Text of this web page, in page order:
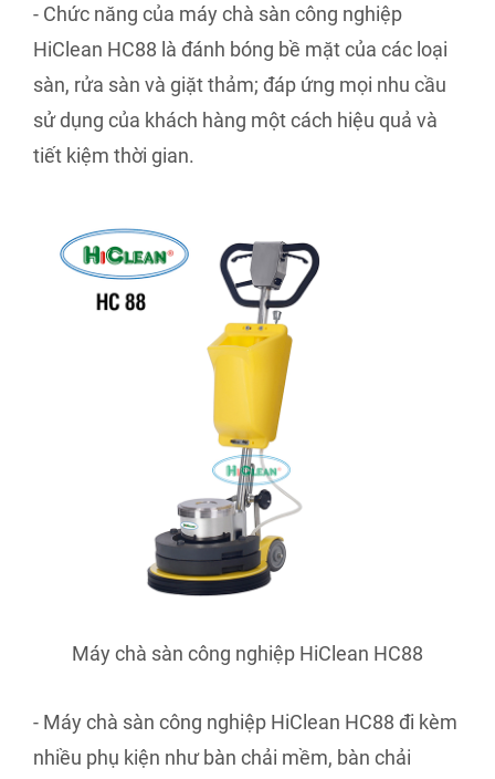
- Chức năng của máy chà sàn công nghiệp
HiClean HC88 là đánh bóng bề mặt của các loại
sàn, rửa sàn và giặt thảm; đáp ứng mọi nhu cầu
sử dụng của khách hàng một cách hiệu quả và
tiết kiệm thời gian.
Máy chà sàn công nghiệp HiClean HC88
- Máy chà sàn công nghiệp HiClean HC88 đi kèm
nhiều phụ kiện như bàn chải mềm, bàn chải